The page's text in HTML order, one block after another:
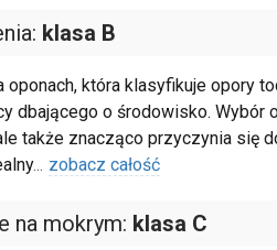
klasa B
oponach, która klasyfikuje opory
dbającego o środowisko. Wybór
także znacząco przyczynia się
... zobacz całość
na mokrym: klasa C